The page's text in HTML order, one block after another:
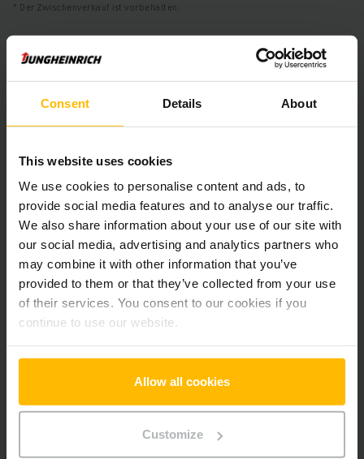
Consent Details About
This website uses cookies
We use cookies to personalise content and ads, to
provide social media features and to analyse our traffic.
We also share information about your use of our site with
our social media, advertising and analytics partners who
may combine it with other information that you’ve
provided to them or that they’ve collected from your use
of their services. You consent to our cookies if you
continue to use our website.
Allow all cookies
Customize
Der Zwischenverkauf ist vorbehalten.
Produktinformationen
Ausstattungen des Fahrzeugs.
Technische Daten
Batterie Blei-Säure, 48 V / 500 Ah
Ladegerät Ja, 48 V / 90 A
Batterie Aufarbeitungsjahr
Baujahr 2019
1500 kg